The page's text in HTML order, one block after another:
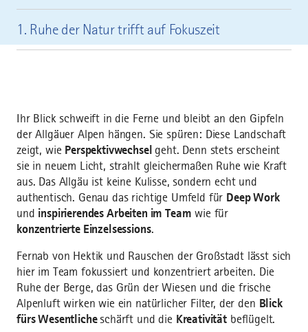
1. Ruhe der Natur trifft auf Fokuszeit
Ihr Blick schweift in die Ferne und bleibt an den Gipfeln
der Allgäuer Alpen hängen. Sie spüren: Diese Landschaft
zeigt, wie Perspektivwechselgeht. Denn stets erscheint
sie in neuem Licht, strahlt gleichermaßen Ruhe wie Kraft
aus. Das Allgäu ist keine Kulisse, sondern echt und
authentisch. Genau das richtige Umfeld für Deep Work
und inspirierendes Arbeiten im Team wie für
konzentrierte Einzelsessions.
Fernab von Hektik und Rauschen der Großstadt lässt sich
hier im Team fokussiert und konzentriert arbeiten. Die
Ruhe der Berge, das Grün der Wiesen und die frische
Alpenluft wirken wie ein natürlicher Filter, der den Blick
fürs Wesentlicheschärft und die Kreativitätbeflügelt.